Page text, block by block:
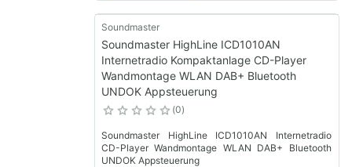
Soundmaster
Soundmaster HighLine ICD1010AN
Internetradio Kompaktanlage CD-Player
Wandmontage WLAN DAB+ Bluetooth
UNDOK Appsteuerung
0
Soundmaster HighLine ICD1010AN Internetradio
CD-Player Wandmontage WLAN DAB+ Bluetooth
UNDOK Appsteuerung